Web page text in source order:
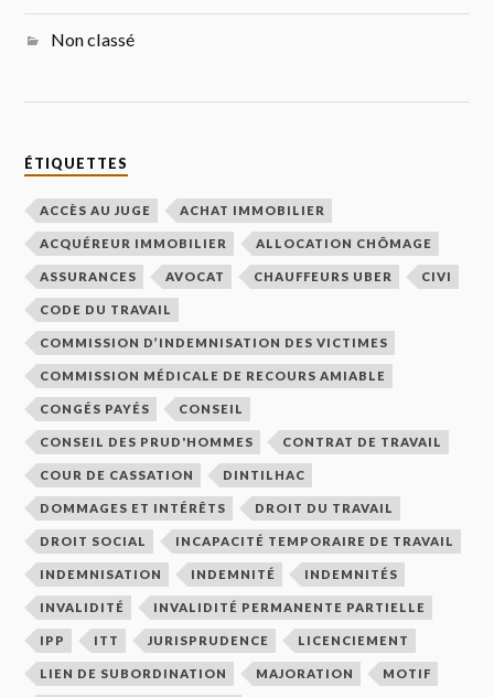
Non classé
ÉTIQUETTES
ACCÈS AU JUGE ACHAT IMMOBILIER
ACQUÉREUR IMMOBILIER ALLOCATION CHÔMAGE
ASSURANCES AVOCAT CHAUFFEURS UBER CIVI
CODE DU TRAVAIL
COMMISSION D’INDEMNISATION DES VICTIMES
COMMISSION MÉDICALE DE RECOURS AMIABLE
CONGÉS PAYÉS CONSEIL
CONSEIL DES PRUD'HOMMES CONTRAT DE TRAVAIL
COUR DE CASSATION DINTILHAC
DOMMAGES ET INTÉRÊTS DROIT DU TRAVAIL
DROIT SOCIAL INCAPACITÉ TEMPORAIRE DE TRAVAIL
INDEMNISATION INDEMNITÉ INDEMNITÉS
INVALIDITÉ INVALIDITÉ PERMANENTE PARTIELLE
IPP ITT JURISPRUDENCE LICENCIEMENT
LIEN DE SUBORDINATION MAJORATION MOTIF